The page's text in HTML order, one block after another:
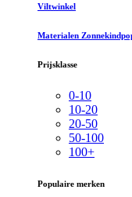
Viltwinkel
Materialen
Prijsklasse
0-10
10-20
20-50
50-100
100+
Populaire merken